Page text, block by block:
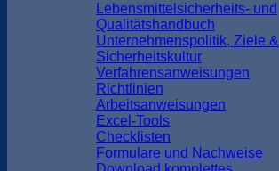
Lebensmittelsicherheits- und
Qualitätshandbuch
Unternehmenspolitik, Ziele &
Sicherheitskultur
Verfahrensanweisungen
Richtlinien
Arbeitsanweisungen
Excel-Tools
Checklisten
Formulare und Nachweise